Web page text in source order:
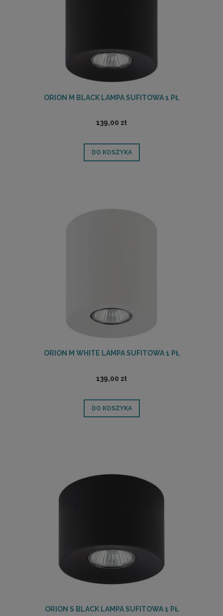
ORION M BLACK LAMPA SUFITOWA 1 PŁ
139,00 zł
DO KOSZYKA
ORION M WHITE LAMPA SUFITOWA 1 PŁ
139,00 zł
DO KOSZYKA
ORION S BLACK LAMPA SUFITOWA 1 PŁ